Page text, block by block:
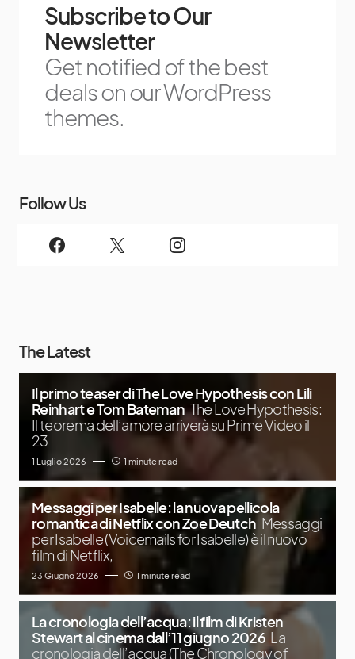
Subscribe to Our
Newsletter
Get notified of the best
deals on our WordPress
themes.
Follow Us
The Latest
Il primo teaser di The Love Hypothesis con Lili
Reinhart e Tom Bateman The Love Hypothesis:
Il teorema dell’amore arriverà su Prime Video il
23
1 Luglio 2026 1 minute read
Messaggi per Isabelle: la nuova pellicola
romantica di Netflix con Zoe Deutch Messaggi
per Isabelle (Voicemails for Isabelle) è il nuovo
film di Netflix,
23 Giugno 2026 1 minute read
La cronologia dell’acqua: il film di Kristen
Stewart al cinema dall’11 giugno 2026 La
cronologia dell’acqua (The Chronology of